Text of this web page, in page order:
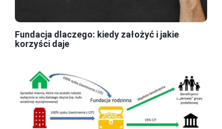
Fundacja dlaczego: kiedy założyć i jakie
korzyści daje